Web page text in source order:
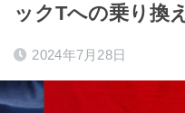
ックTへの乗り換え
2024年7月28日